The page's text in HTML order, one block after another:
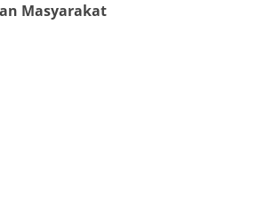
Masyarakat